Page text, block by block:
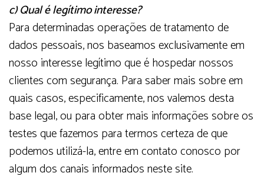
c) Qual é legítimo interesse?
Para determinadas operações de tratamento de
dados pessoais, nos baseamos exclusivamente em
nosso interesse legítimo que é hospedar nossos
clientes com segurança. Para saber mais sobre em
quais casos, especificamente, nos valemos desta
base legal, ou para obter mais informações sobre os
testes que fazemos para termos certeza de que
podemos utilizá-la, entre em contato conosco por
algum dos canais informados neste site.